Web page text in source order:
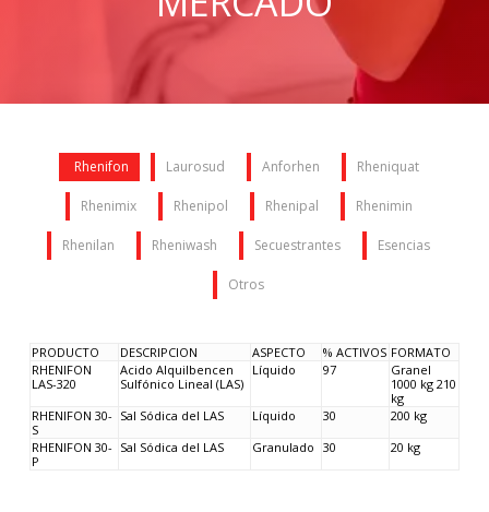
Rhenifon Laurosud Anforhen Rheniquat
Rhenimix Rhenipol Rhenipal Rhenimin
Rhenilan Rheniwash Secuestrantes Esencias
Otros
PRODUCTO DESCRIPCION ASPECTO % ACTIVOS FORMATO
RHENIFON
LAS-320
Acido Alquilbencen
Sulfónico Lineal (LAS)
Líquido 97
Granel
1000 kg 210
kg
RHENIFON 30-
S
Sal Sódica del LAS Líquido 30
200 kg
RHENIFON 30-
P
Sal Sódica del LAS Granulado 30 20 kg